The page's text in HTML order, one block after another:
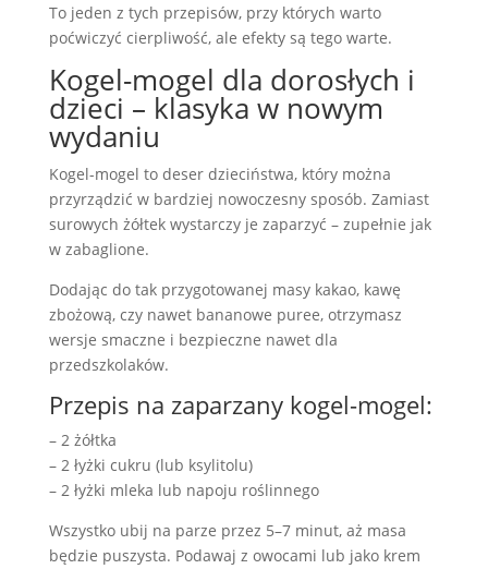
To jeden z tych przepisów, przy których warto
poćwiczyć cierpliwość, ale efekty są tego warte.
Kogel-mogel dla dorosłych i
dzieci – klasyka w nowym
wydaniu
Kogel-mogel to deser dzieciństwa, który można
przyrządzić w bardziej nowoczesny sposób. Zamiast
surowych żółtek wystarczy je zaparzyć – zupełnie jak
w zabaglione.
Dodając do tak przygotowanej masy kakao, kawę
zbożową, czy nawet bananowe puree, otrzymasz
wersje smaczne i bezpieczne nawet dla
przedszkolaków.
Przepis na zaparzany kogel-mogel:
– 2 żółtka
– 2 łyżki cukru (lub ksylitolu)
– 2 łyżki mleka lub napoju roślinnego
Wszystko ubij na parze przez 5–7 minut, aż masa
będzie puszysta. Podawaj z owocami lub jako krem